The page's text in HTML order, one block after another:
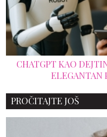
CHATGPT KAO
ELEGANTAN
PROČITAJTE JOŠ